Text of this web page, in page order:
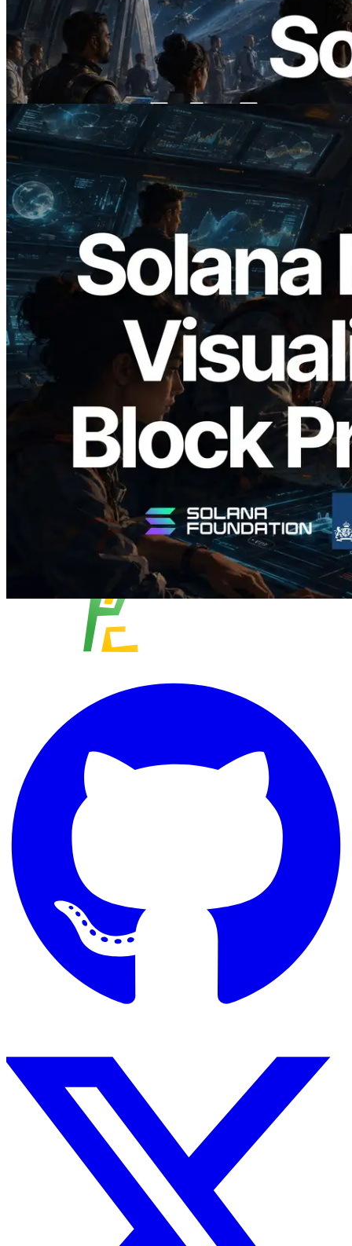
ERPC startet x402-fähige Solana RPC —
Der Beginn einer Ära, in der KI-Agenten
APIs bei Bedarf bezahlen
Lesen Sie diesen Artikel
2026.05.24
Validators Solutions veröffentlicht Solana
Block Analyzer – Visualisierung der
Blockproduktionszeit pro Slot und der
zugewiesenen Validatoren
Lesen Sie diesen Artikel